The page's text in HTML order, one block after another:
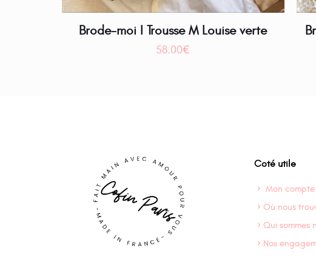
Brode-moi I Trousse M Louise verte
58.00€
Coté utile
Mon compte
Où nous
Qui sommes
Nos